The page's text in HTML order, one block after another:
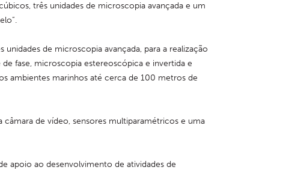
três unidades de microscopia avançada e um
de microscopia avançada, para a realização
fase, microscopia estereoscópica e invertida e
ambientes marinhos até cerca de 100 metros de
de vídeo, sensores multiparamétricos e uma
apoio ao desenvolvimento de atividades de